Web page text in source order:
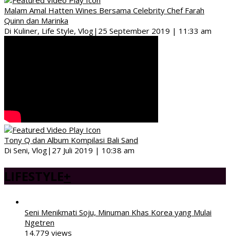
Malam Amal Hatten Wines Bersama Celebrity Chef Farah
Quinn dan Marinka
Di Kuliner, Life Style, Vlog| 25 September 2019 | 11:33 am
Tony Q dan Album Kompilasi Bali Sand
Di Seni, Vlog| 27 Juli 2019 | 10:38 am
LIFESTYLE+
Seni Menikmati Soju, Minuman Khas Korea yang Mulai
Ngetren
14.779 views